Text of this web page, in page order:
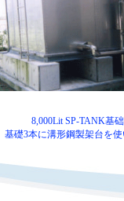
8,000Lit SP-TANK基础
基礎3本に溝形鋼製架台を